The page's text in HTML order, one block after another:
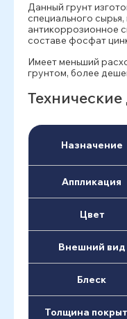
Данный грунт
специального
антикоррозионное
составе фосфат
Имеет меньший
грунтом, более
Назначение
Аппликация
Цвет
Внешний вид
Блеск
Толщина